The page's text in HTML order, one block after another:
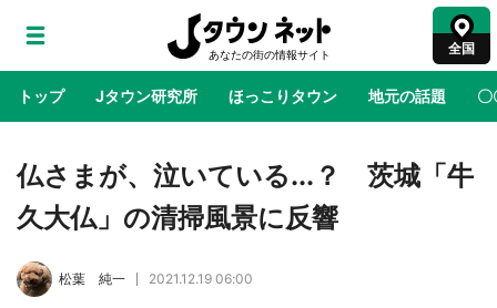
全国
トップ Jタウン研究所 ほっこりタウン 地元の話題 〇
地域×二次元 絶景 あの時はありがとう 物語がはじ
太郎グッズ買える 銀座・博品館TOY PARKへ
仏さまが、泣いている...？ 茨城「牛
久大仏」の清掃風景に反響
松葉 純一 2021.12.19 06:00